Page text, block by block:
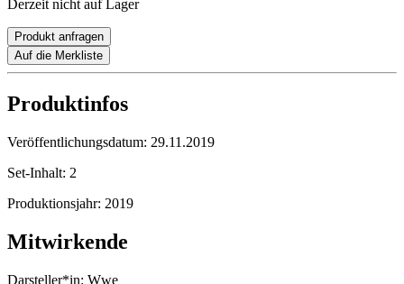
Derzeit nicht auf Lager
Produkt anfragen
Auf die Merkliste
Produktinfos
Veröffentlichungsdatum: 29.11.2019
Set-Inhalt: 2
Produktionsjahr: 2019
Mitwirkende
Darsteller*in: Wwe